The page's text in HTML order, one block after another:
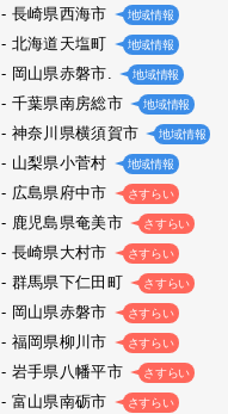
長崎県西海市 地域情報
北海道天塩町 地域情報
岡山県赤磐市. 地域情報
千葉県南房総市 地域情報
神奈川県横須賀市 地域情報
山梨県小菅村 地域情報
広島県府中市 さすらい
鹿児島県奄美市 さすらい
長崎県大村市 さすらい
群馬県下仁田町 さすらい
岡山県赤磐市 さすらい
福岡県柳川市 さすらい
岩手県八幡平市 さすらい
富山県南砺市 さすらい